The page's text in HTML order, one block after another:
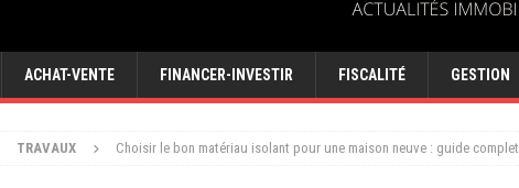
ACHAT-VENTE FINANCER-INVESTIR FISCALITÉ GESTION
TRAVAUX Choisir le bon matériau isolant pour une maison neuve : guide complet